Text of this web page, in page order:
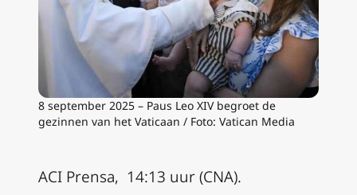
8 september 2025 – Paus Leo XIV begroet de
gezinnen van het Vaticaan / Foto: Vatican Media
ACI Prensa, 14:13 uur (CNA).